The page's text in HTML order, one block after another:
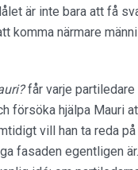
är inte bara att få
komma närmare
får varje
försöka hjälpa Mauri
vill han ta reda
fasaden egentligen